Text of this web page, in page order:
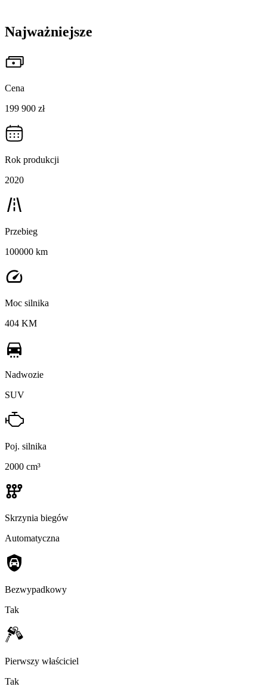
Najważniejsze
Cena
199 900 zł
Rok produkcji
2020
Przebieg
100000 km
Moc silnika
404 KM
Nadwozie
SUV
Poj. silnika
2000 cm³
Skrzynia biegów
Automatyczna
Bezwypadkowy
Tak
Pierwszy właściciel
Tak